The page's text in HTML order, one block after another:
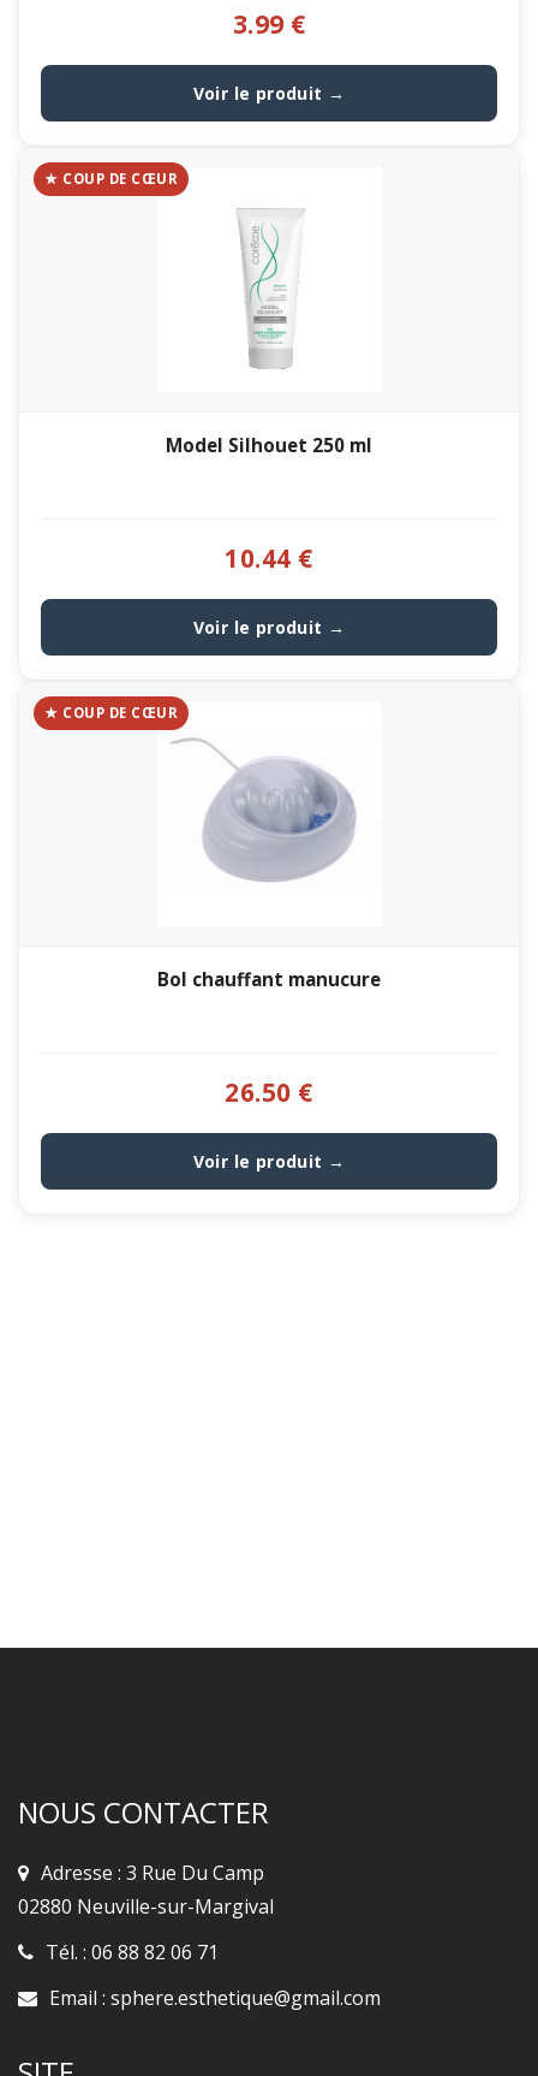
3.99 €
Voir le produit →
★ COUP DE CŒUR
Model Silhouet 250 ml
10.44 €
Voir le produit →
★ COUP DE CŒUR
Bol chauffant manucure
26.50 €
Voir le produit →
NOUS CONTACTER
Adresse : 3 Rue Du Camp
02880 Neuville-sur-Margival
Tél. : 06 88 82 06 71
Email : sphere.esthetique@gmail.com